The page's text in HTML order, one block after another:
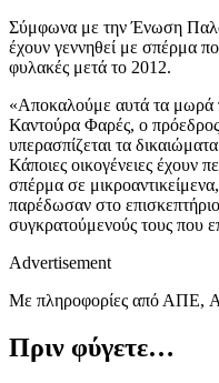
Σύμφωνα με την Ένωση
έχουν γεννηθεί με σπέρμα
φυλακές μετά το 2012.
«Αποκαλούμε αυτά τα μωρά
Καντούρα Φαρές, ο
υπερασπίζεται τα
Κάποιες οικογένειες έχουν
σπέρμα σε
παρέδωσαν στο
συγκρατούμενούς τους που
Advertisement
Mε πληροφορίες από ΑΠΕ,
Πριν φύγετε…